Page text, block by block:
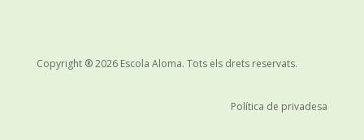
Copyright ® 2026 Escola Aloma. Tots els drets reservats.
Política de privadesa